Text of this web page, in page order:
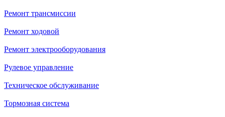
Ремонт трансмиссии
Ремонт ходовой
Ремонт электрооборудования
Рулевое управление
Техническое обслуживание
Тормозная система